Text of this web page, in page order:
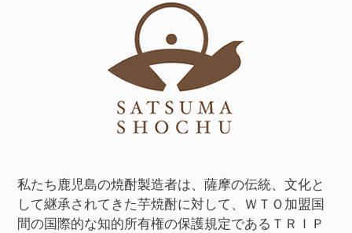
私たち鹿児島の焼酎製造者は、薩摩の伝統、文化と
して継承されてきた芋焼酎に対して、ＷＴＯ加盟国
間の国際的な知的所有権の保護規定であるＴＲＩＰ